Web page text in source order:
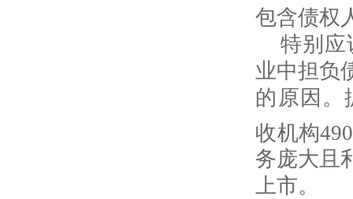
包含债权
特别应
业中担负
的原因。
收机构
务庞大且
上市。